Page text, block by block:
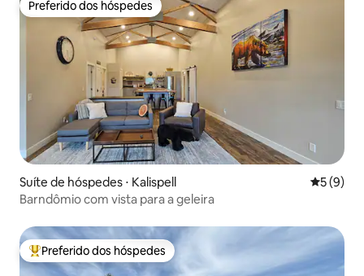
Preferido dos hóspedes
Preferido dos hóspedes
Suíte de hóspedes ⋅ Kalispell 5 de
5 (9)
Barndômio com vista para a geleira
Entre os melhores preferidos dos hóspedes
Preferido dos hóspedes